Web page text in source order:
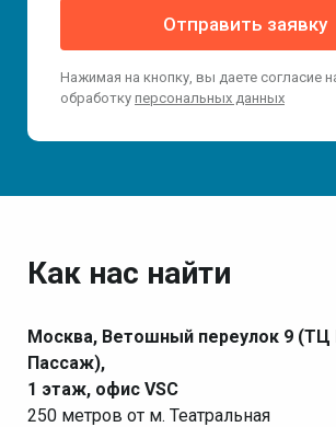
Отправить заявку
Нажимая на кнопку, вы даете согласие
обработку персональных данных
Как нас найти
Москва, Ветошный переулок 9 (ТЦ
Пассаж),
1 этаж, офис VSC
250 метров от м. Театральная